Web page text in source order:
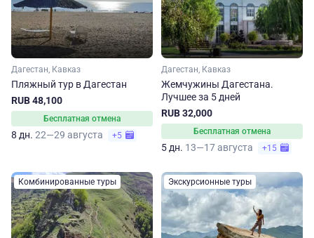
Дагестан, Кавказ
Пляжный тур в Дагестан
RUB 48,100
Бесплатная отмена
8 дн. 22—29 августа +5
Дагестан, Кавказ
Жемчужины Дагестана.
Лучшее за 5 дней
RUB 32,000
Бесплатная отмена
5 дн. 13—17 августа +15
Комбинированные туры Экскурсионные туры